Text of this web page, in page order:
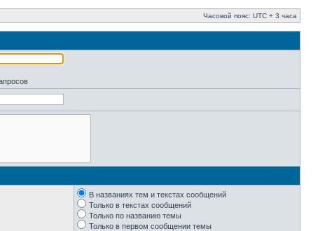
Часовой пояс: UTC + 3 часа
В названиях тем и текстах сообщений
Только в текстах сообщений
Только по названию темы
Только в первом сообщении темы